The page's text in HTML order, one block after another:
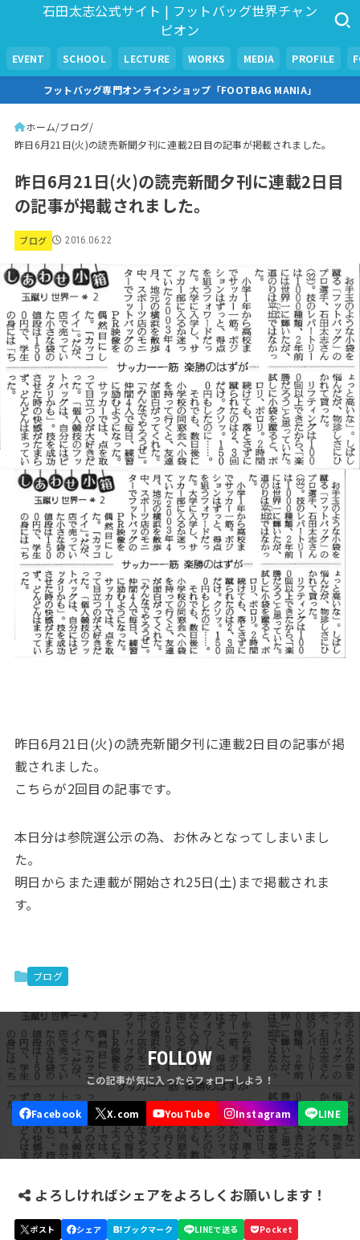
石田太志公式サイト | フットバッグ世界チャン
ピオン
EVENT SCHOOL LECTURE WORKS MEDIA PROFILE
フットバッグ専門オンラインショップ「FOOTBAG MANIA」
ホーム ブログ
昨日6月21日(火)の読売新聞夕刊に連載2日目の記事が掲載されました。
昨日6月21日(火)の読売新聞夕刊に連載2日目
の記事が掲載されました。
ブログ 2016.06.22
昨日6月21日(火)の読売新聞夕刊に連載2日目の記事が掲
載されました。
こちらが2回目の記事です。
本日分は参院選公示の為、お休みとなってしまいまし
た。
明日からまた連載が開始され25日(土)まで掲載されま
す。
ブログ
FOLLOW
よろしければシェアをよろしくお願いします！